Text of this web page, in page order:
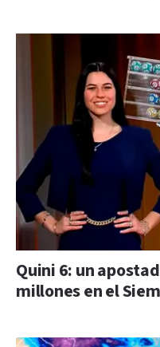
Quini 6: un
millones en el